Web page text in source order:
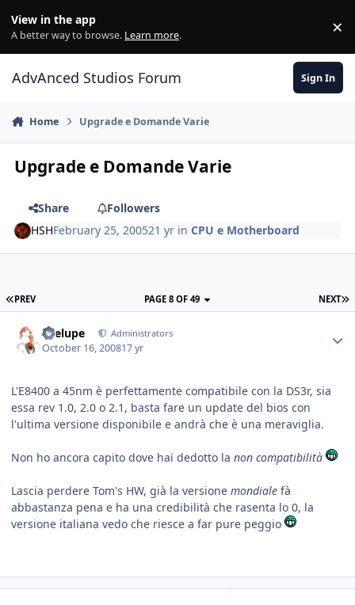
View in the app
A better way to browse. Learn more. ×
AdvAnced Studios Forum Sign In
Home Upgrade e Domande Varie
Upgrade e Domande Varie
Share
Followers
HSHFebruary 25, 200521 yr inCPU e Motherboard
PREV NEXT
PAGE 8 OF 49
Toelupe Administrators
October 16, 200817 yr
L'E8400 a 45nm è perfettamente compatibile con la DS3r, sia
essa rev 1.0, 2.0 o 2.1, basta fare un update del bios con
l'ultima versione disponibile e andrà che è una meraviglia.
Non ho ancora capito dove hai dedotto la non compatibilità
Lascia perdere Tom's HW, già la versione mondiale fà
abbastanza pena e ha una credibilità che rasenta lo 0, la
versione italiana vedo che riesce a far pure peggio